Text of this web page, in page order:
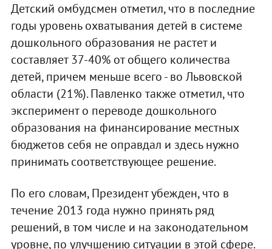
Детский омбудсмен отметил, что в последние
годы уровень охватывания детей в системе
дошкольного образования не растет и
составляет 37-40% от общего количества
детей, причем меньше всего - во Львовской
области (21%). Павленко также отметил, что
эксперимент о переводе дошкольного
образования на финансирование местных
бюджетов себя не оправдал и здесь нужно
принимать соответствующее решение.
По его словам, Президент убежден, что в
течение 2013 года нужно принять ряд
решений, в том числе и на законодательном
уровне, по улучшению ситуации в этой сфере.